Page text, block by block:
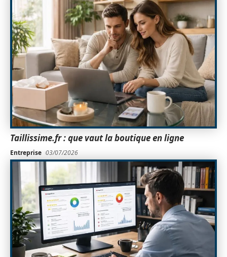
Taillissime.fr : que vaut la boutique en ligne
Entreprise 03/07/2026